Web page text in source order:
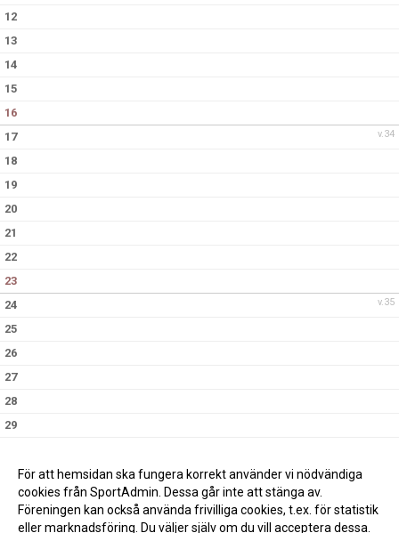
12
13
14
15
16
v.34
17
18
19
20
21
22
23
v.35
24
25
26
27
28
29
För att hemsidan ska fungera korrekt använder vi nödvändiga
cookies från SportAdmin. Dessa går inte att stänga av.
Föreningen kan också använda frivilliga cookies, t.ex. för statistik
eller marknadsföring. Du väljer själv om du vill acceptera dessa.